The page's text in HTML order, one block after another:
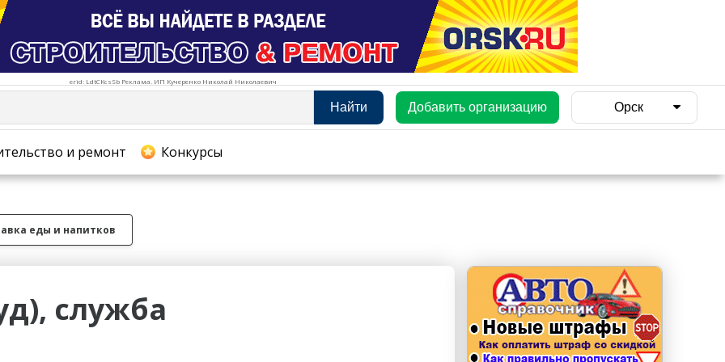
erid: LdtCKcsSb Реклама. ИП Кучеренко Николай Николаевич
Найти Добавить организацию Орск
и ремонт Конкурсы
еды и напитков
служба